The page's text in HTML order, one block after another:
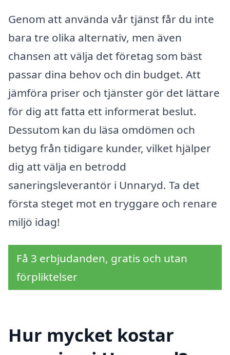
Genom att använda vår tjänst får du inte
bara tre olika alternativ, men även
chansen att välja det företag som bäst
passar dina behov och din budget. Att
jämföra priser och tjänster gör det lättare
för dig att fatta ett informerat beslut.
Dessutom kan du läsa omdömen och
betyg från tidigare kunder, vilket hjälper
dig att välja en betrodd
saneringsleverantör i Unnaryd. Ta det
första steget mot en tryggare och renare
miljö idag!
Få 3 erbjudanden, gratis och utan
förpliktelser
Hur mycket kostar